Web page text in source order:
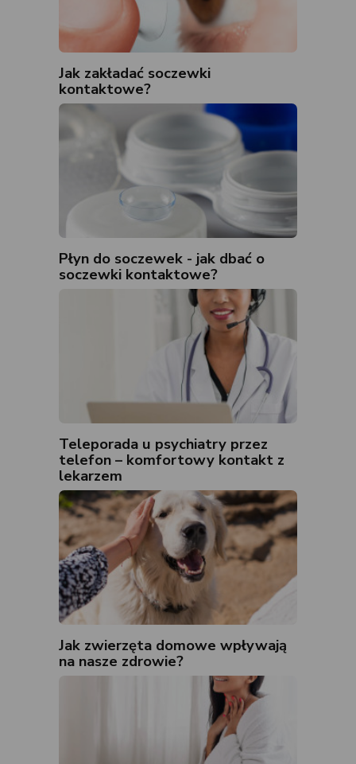
Jak zakładać soczewki
kontaktowe?
Płyn do soczewek - jak dbać o
soczewki kontaktowe?
Teleporada u psychiatry przez
telefon – komfortowy kontakt z
lekarzem
Jak zwierzęta domowe wpływają
na nasze zdrowie?